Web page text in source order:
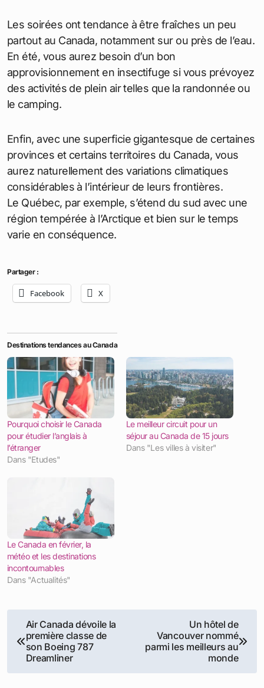
Les soirées ont tendance à être fraîches un peu
partout au Canada, notamment sur ou près de l’eau.
En été, vous aurez besoin d’un bon
approvisionnement en insectifuge si vous prévoyez
des activités de plein air telles que la randonnée ou
le camping.
Enfin, avec une superficie gigantesque de certaines
provinces et certains territoires du Canada, vous
aurez naturellement des variations climatiques
considérables à l’intérieur de leurs frontières.
Le Québec, par exemple, s’étend du sud avec une
région tempérée à l’Arctique et bien sur le temps
varie en conséquence.
Partager :
Facebook X
Destinations tendances au Canada
Pourquoi choisir le Canada
pour étudier l’anglais à
l’étranger
Dans "Etudes"
Le meilleur circuit pour un
séjour au Canada de 15 jours
Dans "Les villes à visiter"
Le Canada en février, la
météo et les destinations
incontournables
Dans "Actualités"
Navigation
de
l’article
Air Canada dévoile la
première classe de
son Boeing 787
Dreamliner
Un hôtel de
Vancouver nommé
parmi les meilleurs au
monde